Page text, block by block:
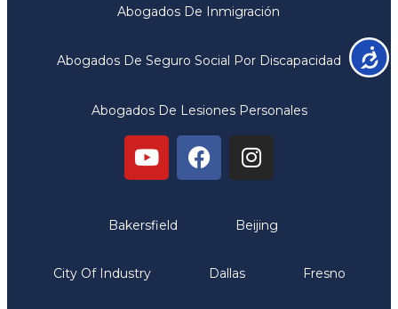
Abogados De Inmigración
Abogados De Seguro Social Por Discapacidad
Abogados De Lesiones Personales
Bakersfield Beijing
City Of Industry Dallas Fresno